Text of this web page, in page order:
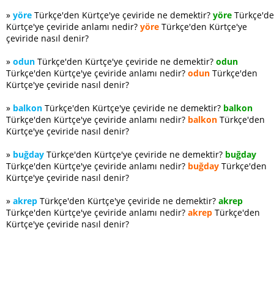
» yöre Türkçe'den Kürtçe'ye çeviride ne demektir? yöre
Kürtçe'ye çeviride anlamı nedir? yöre Türkçe'den Kürtçe'ye
çeviride nasıl denir?
» odun Türkçe'den Kürtçe'ye çeviride ne demektir? odun
Türkçe'den Kürtçe'ye çeviride anlamı nedir? odun Türkçe'den
Kürtçe'ye çeviride nasıl denir?
» balkon Türkçe'den Kürtçe'ye çeviride ne demektir? balkon
Türkçe'den Kürtçe'ye çeviride anlamı nedir? balkon Türkçe'den
Kürtçe'ye çeviride nasıl denir?
» buğday Türkçe'den Kürtçe'ye çeviride ne demektir? buğday
Türkçe'den Kürtçe'ye çeviride anlamı nedir? buğday Türkçe'den
Kürtçe'ye çeviride nasıl denir?
» akrep Türkçe'den Kürtçe'ye çeviride ne demektir? akrep
Türkçe'den Kürtçe'ye çeviride anlamı nedir? akrep Türkçe'den
Kürtçe'ye çeviride nasıl denir?